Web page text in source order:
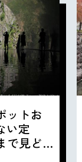
ットお
い定
で見ど